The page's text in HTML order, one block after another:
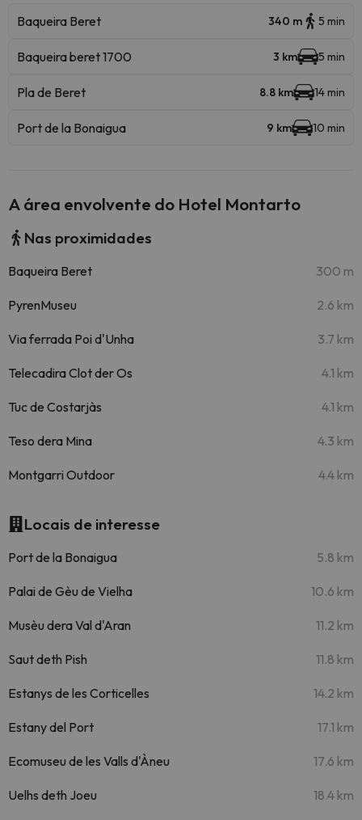
Baqueira Beret 340 m 5 min
Baqueira beret 1700 3 km 5 min
Pla de Beret 8.8 km 14 min
Port de la Bonaigua 9 km 10 min
A área envolvente do Hotel Montarto
Nas proximidades
Baqueira Beret 300 m
PyrenMuseu 2.6 km
Via ferrada Poi d'Unha 3.7 km
Telecadira Clot der Os 4.1 km
Tuc de Costarjàs 4.1 km
Teso dera Mina 4.3 km
Montgarri Outdoor 4.4 km
Locais de interesse
Port de la Bonaigua 5.8 km
Palai de Gèu de Vielha 10.6 km
Musèu dera Val d'Aran 11.2 km
Saut deth Pish 11.8 km
Estanys de les Corticelles 14.2 km
Estany del Port 17.1 km
Ecomuseu de les Valls d'Àneu 17.6 km
Uelhs deth Joeu 18.4 km